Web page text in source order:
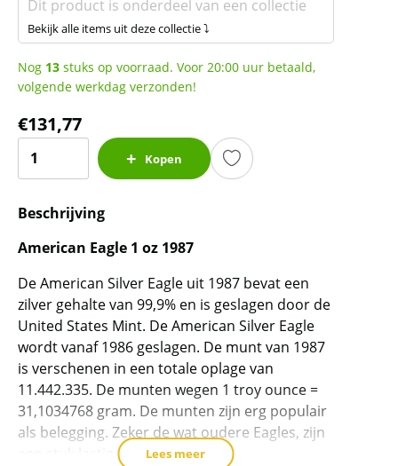
Dit product is onderdeel van een collectie
Bekijk alle items uit deze collectie ⤵
Nog 13 stuks op voorraad. Voor 20:00 uur betaald,
volgende werkdag verzonden!
€131,77
Eagle
oz
(11.442.335
oplage)
aantal
Kopen
Beschrijving
American Eagle 1 oz 1987
De American Silver Eagle uit 1987 bevat een
zilver gehalte van 99,9% en is geslagen door de
United States Mint. De American Silver Eagle
wordt vanaf 1986 geslagen. De munt van 1987
is verschenen in een totale oplage van
11.442.335. De munten wegen 1 troy ounce =
31,1034768 gram. De munten zijn erg populair
als belegging. Zeker de wat oudere Eagles, zijn
een stuk lastiger te verkrijgen.
Lees meer